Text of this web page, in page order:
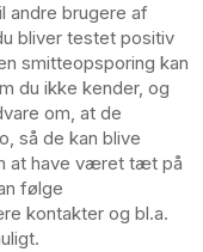
andre brugere af
bliver testet positiv
smitteopsporing kan
du ikke kender, og
om, at de
så de kan blive
at have været tæt på
følge
kontakter og bl.a.